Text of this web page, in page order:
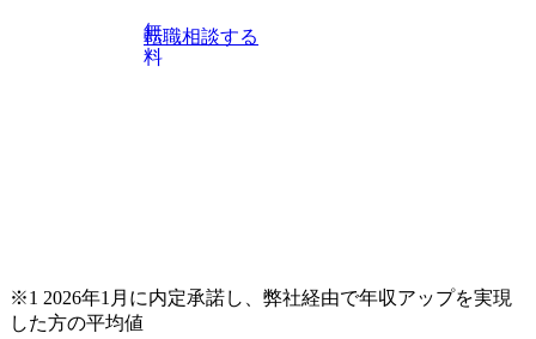
無
料
転職相談する
※1 2026年1月に内定承諾し、弊社経由で年収アップを実現
した方の平均値